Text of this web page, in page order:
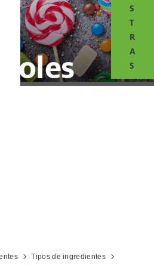
S
T
R
A
S
Tipos de ingredientes